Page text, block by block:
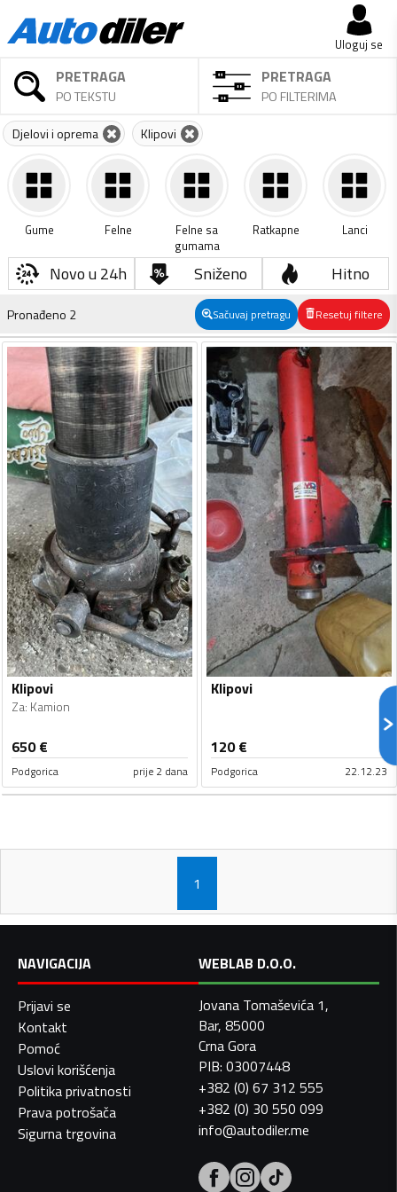
Uloguj se
PRETRAGA
PO TEKSTU
PRETRAGA
PO FILTERIMA
Djelovi i oprema Klipovi
Gume Felne
Felne sa
gumama
Ratkapne Lanci
Novo u 24h Sniženo Hitno
Pronađeno 2 Sačuvaj pretragu Resetuj filtere
Klipovi
Za: Kamion
650€
Podgorica prije 2 dana
Klipovi
120€
Podgorica 22.12.23
1
NAVIGACIJA
Prijavi se
Kontakt
Pomoć
Uslovi korišćenja
Politika privatnosti
Prava potrošača
Sigurna trgovina
WEBLAB D.O.O.
Jovana Tomaševića 1,
Bar, 85000
Crna Gora
PIB: 03007448
+382 (0) 67 312 555
+382 (0) 30 550 099
info@autodiler.me